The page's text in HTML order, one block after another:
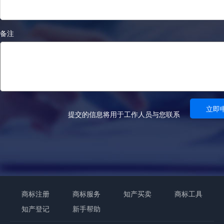
立即
提交的信息将用于工作人员与您联系
商标注册 商标服务 知产买卖
商标工具
知产登记
新手帮助